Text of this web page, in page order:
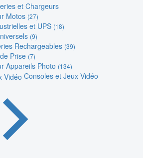
et Chargeurs
Motos (27)
et UPS (18)
(9)
Rechargeables (39)
Prise (7)
Appareils Photo (134)
Consoles et Jeux Vidéo